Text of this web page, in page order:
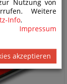
Nutzung von
Weitere
Info.
Impressum
akzeptieren